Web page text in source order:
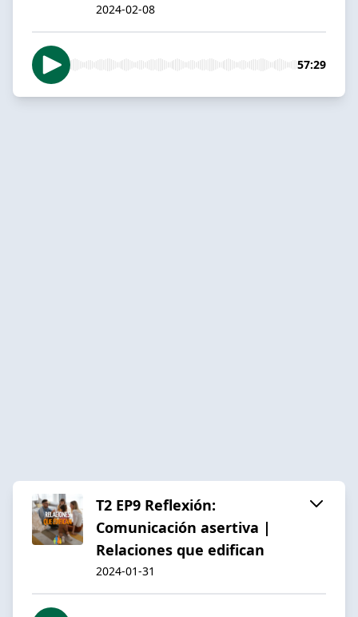
2024-02-08
57:29
T2 EP9 Reflexión:
Comunicación asertiva |
Relaciones que edifican
2024-01-31